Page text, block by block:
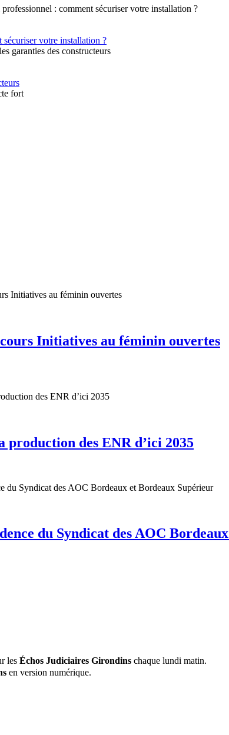
votre installation ?
Initiatives au féminin ouvertes
des ENR d’ici 2035
du Syndicat des AOC
les Échos Judiciaires Girondins chaque lundi matin.
en version numérique.